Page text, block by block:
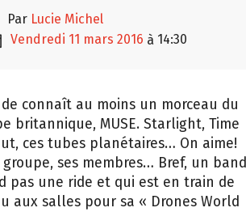
par Lucie Michel
vendredi 11 mars 2016 à 14:30
connaît au moins un morceau du
britannique, MUSE. Starlight, Time
ces tubes planétaires… On aime!
ses membres… Bref, un band
pas une ride et qui est en train de
aux salles pour sa « Drones World